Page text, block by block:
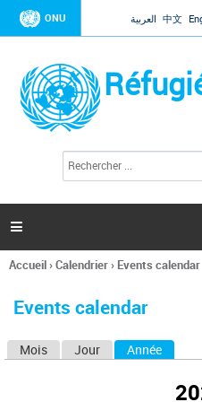
Jump to
ONU العربية 中文
l
c
h
e

Vous
ici
Accueil›Calendrier› Events calendar
Events calendar
Mois Jour Année